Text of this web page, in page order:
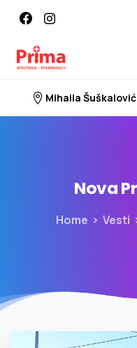
Mihaila
Nova
Home Vesti